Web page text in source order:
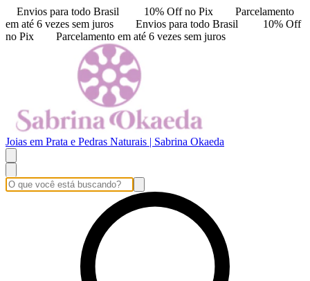
Envios para todo Brasil 10% Off no Pix
Parcelamento
em até 6 vezes sem juros
Envios para todo Brasil
10% Off
no Pix
Parcelamento em até 6 vezes sem juros
Joias em Prata e Pedras Naturais | Sabrina Okaeda